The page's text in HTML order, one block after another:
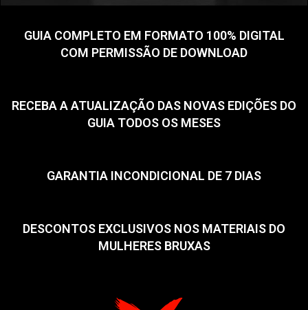
GUIA COMPLETO EM FORMATO 100% DIGITAL
COM PERMISSÃO DE DOWNLOAD
RECEBA A ATUALIZAÇÃO DAS NOVAS EDIÇÕES DO
GUIA TODOS OS MESES
GARANTIA INCONDICIONAL DE 7 DIAS
DESCONTOS EXCLUSIVOS NOS MATERIAIS DO
MULHERES BRUXAS